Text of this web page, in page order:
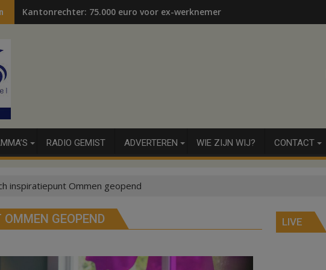
Kantonrechter: 75.000 euro voor ex-werknemers
RADIO GEMIST ADVERTEREN WIE ZIJN WIJ? CONTACT
inspiratiepunt Ommen geopend
GEOPEND LIVE